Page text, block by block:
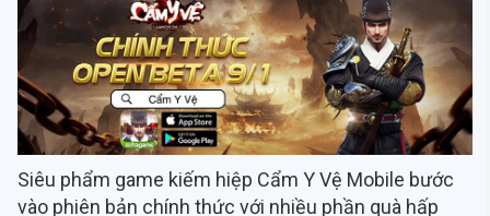
Siêu phẩm game kiếm hiệp Cẩm Y Vệ Mobile bước
vào phiên bản chính thức với nhiều phần quà hấp